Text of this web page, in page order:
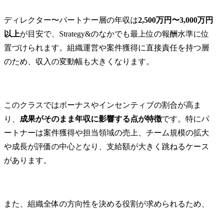
ディレクター〜パートナー層の年収は2,500万円〜3,000万円
以上が目安で、Strategy&のなかでも最上位の報酬水準に位
置づけられます。組織運営や案件獲得に直接責任を持つ層
のため、収入の変動幅も大きくなります。
このクラスではボーナスやインセンティブの割合が高ま
り、 成果がそのまま年収に影響する点が特徴です。特にパ
ートナーは案件獲得や担当領域の売上、チーム規模の拡大
や成長が評価の中心となり、支給額が大きく跳ねるケース
があります。
また、組織全体の方向性を決める役割が求められるため、